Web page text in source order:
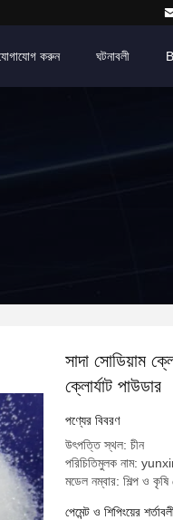
করুন ঘটনাবলী
সাদা সোডিয়াম
ক্লোর্যাট পাউডার
পণ্যের বিবরণ
উৎপত্তি স্থল: চীন
পরিচিতিমুলক নাম:
মডেল নম্বার: শিল্প ও কৃষি
পেমেন্ট ও শিপিংয়ের